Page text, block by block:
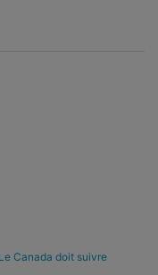
Canada doit suivre